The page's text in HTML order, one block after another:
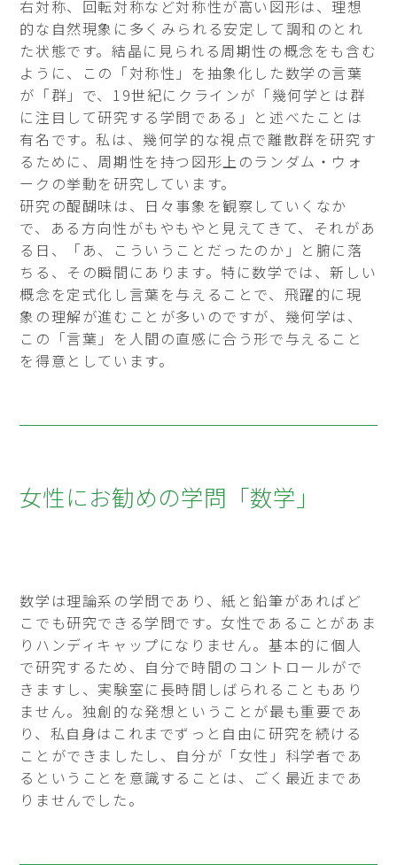
右対称、回転対称など対称性が高い図形は、理想
的な自然現象に多くみられる安定して調和のとれ
た状態です。結晶に見られる周期性の概念をも含む
ように、この「対称性」を抽象化した数学の言葉
が「群」で、19世紀にクラインが「幾何学とは群
に注目して研究する学問である」と述べたことは
有名です。私は、幾何学的な視点で離散群を研究す
るために、周期性を持つ図形上のランダム・ウォ
ークの挙動を研究しています。
研究の醍醐味は、日々事象を観察していくなか
で、ある方向性がもやもやと見えてきて、それがあ
る日、「あ、こういうことだったのか」と腑に落
ちる、その瞬間にあります。特に数学では、新しい
概念を定式化し言葉を与えることで、飛躍的に現
象の理解が進むことが多いのですが、幾何学は、
この「言葉」を人間の直感に合う形で与えること
を得意としています。
女性にお勧めの学問「数学」
数学は理論系の学問であり、紙と鉛筆があればど
こでも研究できる学問です。女性であることがあま
りハンディキャップになりません。基本的に個人
で研究するため、自分で時間のコントロールがで
きますし、実験室に長時間しばられることもあり
ません。独創的な発想ということが最も重要であ
り、私自身はこれまでずっと自由に研究を続ける
ことができましたし、自分が「女性」科学者であ
るということを意識することは、ごく最近まであ
りませんでした。